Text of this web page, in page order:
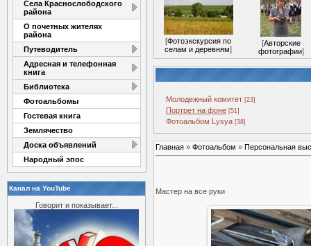
Села Краснослободского
района
О почетных жителях
района
Путеводитель
Адресная и телефонная
книга
Библиотека
Фотоальбомы
Гостевая книга
Землячество
Доска объявлений
Народный эпос
Канал на YouTube
Говорит и показывает...
[Фотоэкскурсия по
селам и деревням]
[Авторские
фотографии]
Молодежный комитет [23]
Портрет на фоне [51]
Фотоальбом Lysya [38]
Главная » Фотоальбом » Персональная
Мастер на все руки